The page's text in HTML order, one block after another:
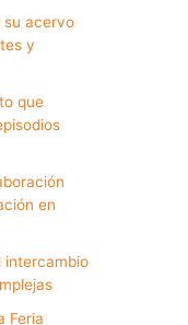
su acervo
y
que
en
intercambio
Feria